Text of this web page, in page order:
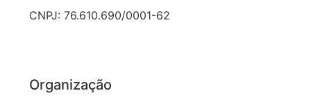
CNPJ: 76.610.690/0001-62
Organização